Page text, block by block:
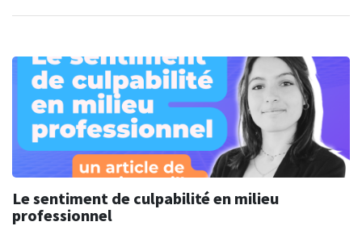
Le sentiment de culpabilité en milieu
professionnel